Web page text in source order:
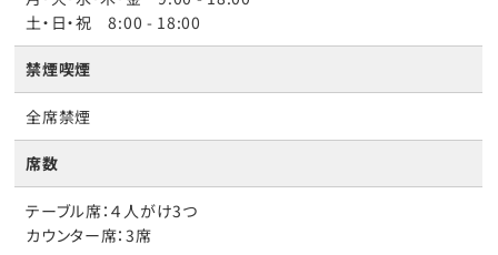
土・日・祝 8:00 - 18:00
禁煙喫煙
全席禁煙
席数
テーブル席：４人がけ3つ
カウンター席：3席